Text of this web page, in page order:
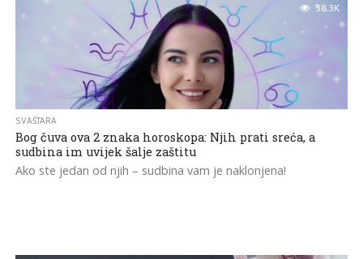
38.3K
SVAŠTARA
Bog čuva ova 2 znaka horoskopa: Njih prati sreća, a
sudbina im uvijek šalje zaštitu
Ako ste jedan od njih – sudbina vam je naklonjena!